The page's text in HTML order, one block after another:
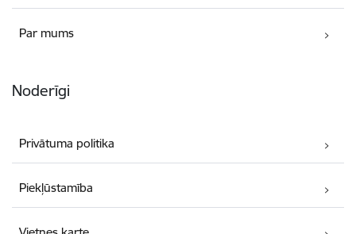
Par mums
Noderīgi
Privātuma politika
Piekļūstamība